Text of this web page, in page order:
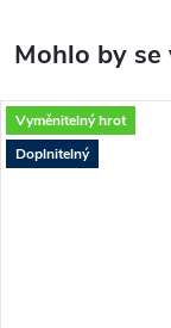
Vyměnitelný hrot
Doplnitelný